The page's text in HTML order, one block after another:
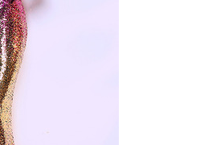
tirantes
princesa